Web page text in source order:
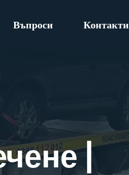
Въпроси Контакти
|